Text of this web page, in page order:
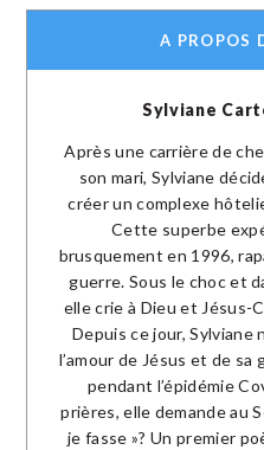
A PROPOS
Sylviane
Après une carrière de
son mari, Sylviane
créer un complexe
Cette superbe
brusquement en 1996,
guerre. Sous le choc et
elle crie à Dieu et Jésus-
Depuis ce jour, Sylviane
l’amour de Jésus et de
pendant l’épidémie
prières, elle demande au
je fasse »? Un premier